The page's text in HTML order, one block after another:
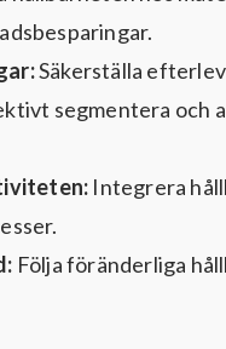
Säkerställa
segmentera och
Integrera
Följa föränderliga